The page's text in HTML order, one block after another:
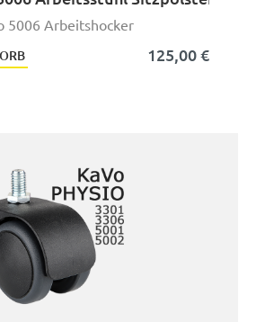
5006 Arbeitshocker
125,00 €